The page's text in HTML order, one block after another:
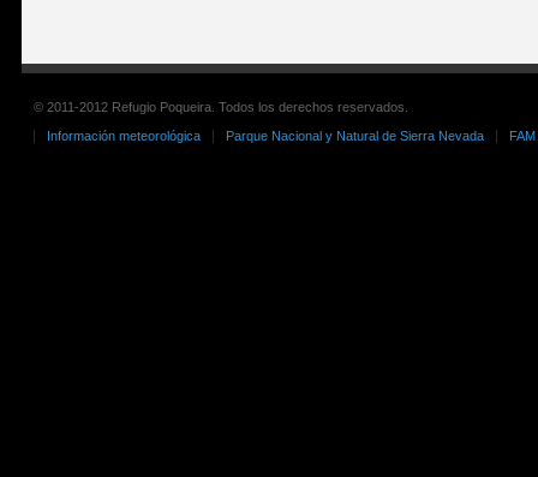
© 2011-2012 Refugio Poqueira. Todos los derechos reservados.
Información meteorológica
Parque Nacional y Natural de Sierra Nevada FAM